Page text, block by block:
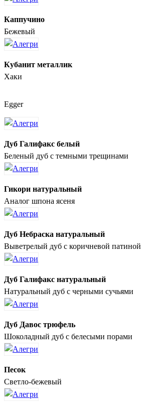
Каппучино
Бежевый
Кубанит металлик
Хаки
Egger
Дуб Галифакс белый
Беленый дуб с темными трещинами
Гикори натуральный
Аналог шпона ясеня
Дуб Небраска натуральный
Выветрелый дуб с коричневой патиной
Дуб Галифакс натуральный
Натуральный дуб с черными сучьями
Дуб Давос трюфель
Шоколадный дуб с белесыми порами
Песок
Светло-бежевый